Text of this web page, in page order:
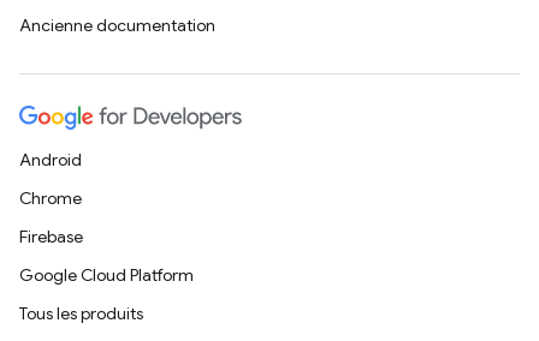
Ancienne documentation
Android
Chrome
Firebase
Google Cloud Platform
Tous les produits